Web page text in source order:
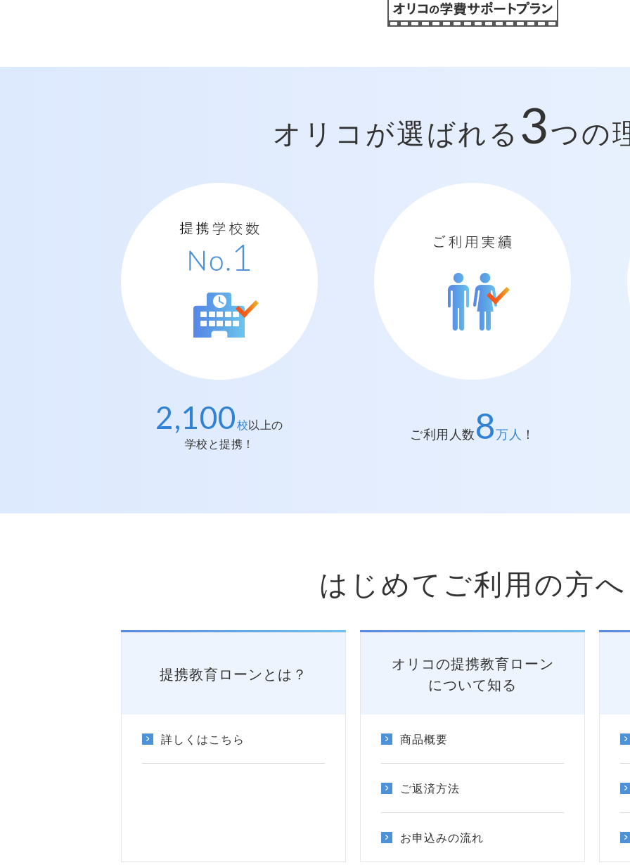
オリコが選ばれる 3つの
提携学校数 No. 1
2,100校以上の
学校と提携！
ご利用人数8万人 ！
はじめてご利用の方へ
提携教育ローンとは？
詳しくはこちら
オリコの提携教育ローン
について知る
商品概要
ご返済方法
お申込みの流れ